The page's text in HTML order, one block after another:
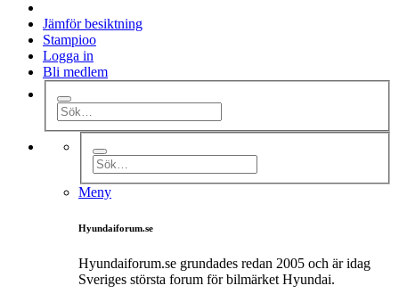
Jämför besiktning
Stampioo
Logga in
Bli medlem
Meny
Hyundaiforum.se
Hyundaiforum.se grundades redan 2005 och är idag
Sveriges största forum för bilmärket Hyundai.